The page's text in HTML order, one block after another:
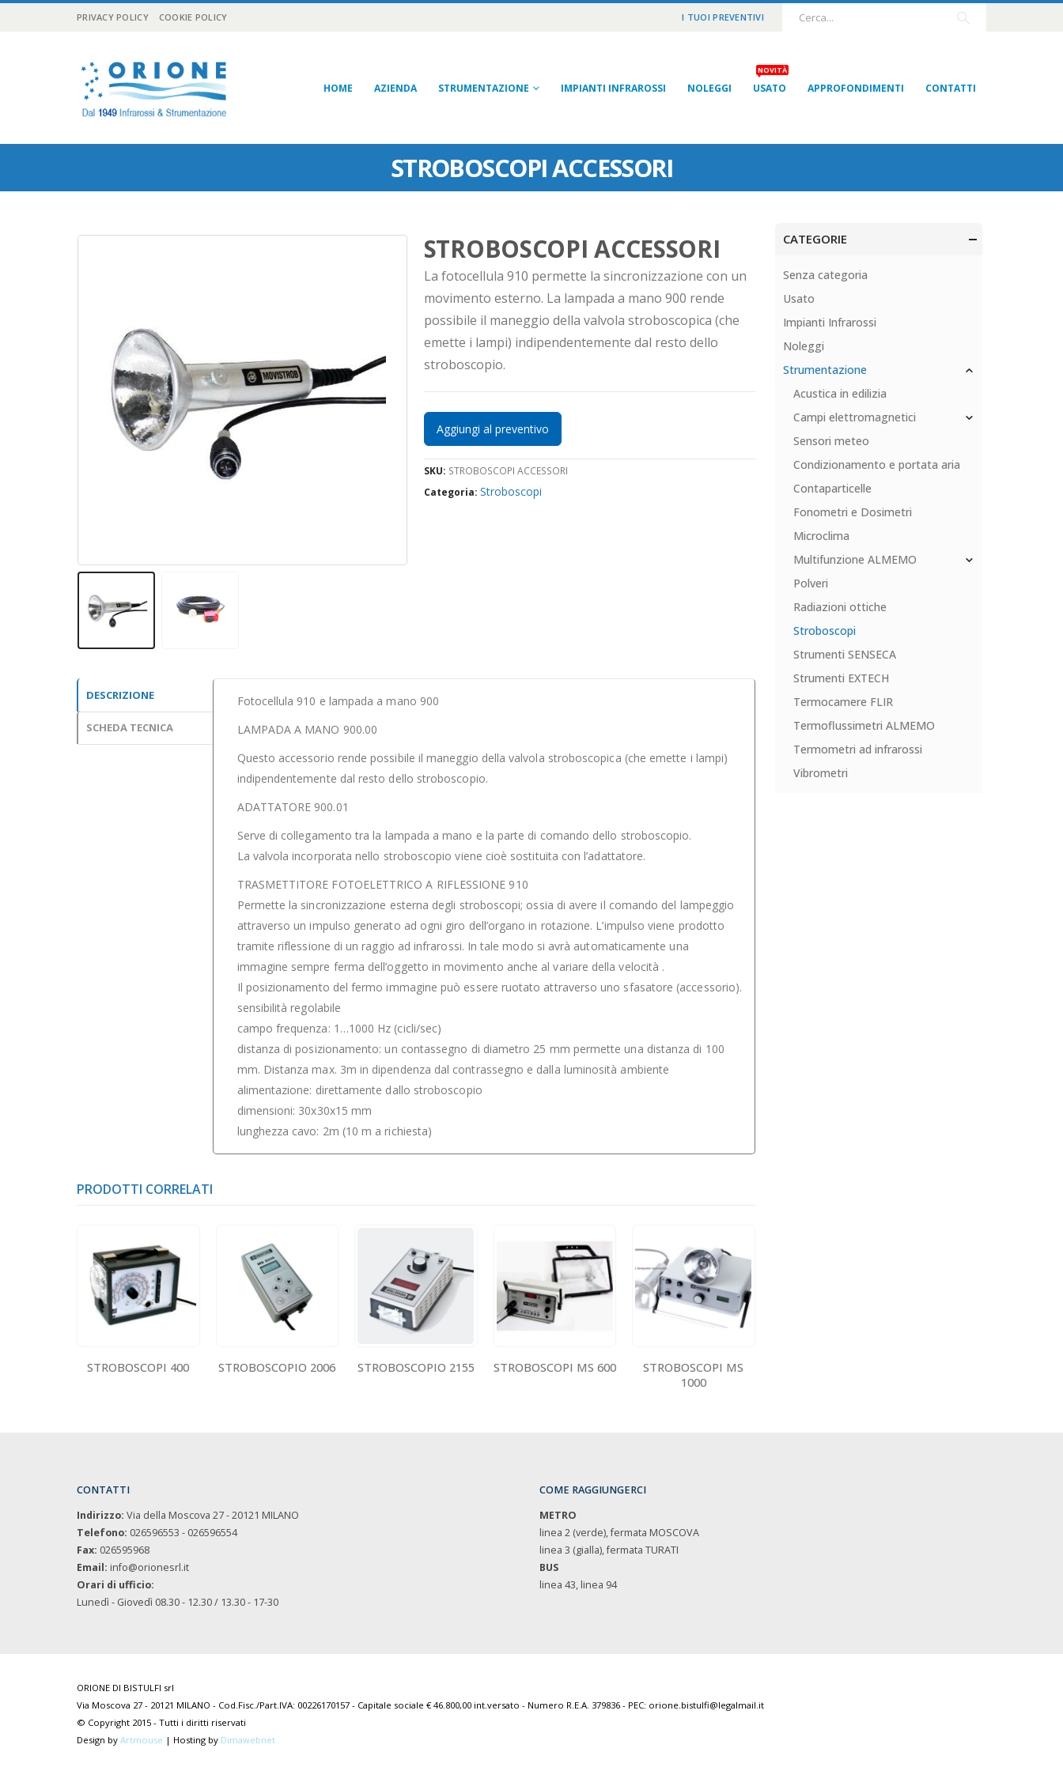
PRIVACY POLICY COOKIE POLICY I TUOI PREVENTIVI
HOME AZIENDA STRUMENTAZIONE IMPIANTI INFRAROSSI NOLEGGI USATO
NOVITÀ
APPROFONDIMENTI CONTATTI
STROBOSCOPI ACCESSORI
STROBOSCOPI ACCESSORI
La fotocellula 910 permette la sincronizzazione con un
movimento esterno. La lampada a mano 900 rende
possibile il maneggio della valvola stroboscopica (che
emette i lampi) indipendentemente dal resto dello
stroboscopio.
Aggiungi al preventivo
SKU: STROBOSCOPI ACCESSORI
Categoria: Stroboscopi
DESCRIZIONE
SCHEDA TECNICA
Fotocellula 910 e lampada a mano 900
LAMPADA A MANO 900.00
Questo accessorio rende possibile il maneggio della valvola stroboscopica (che emette i lampi)
indipendentemente dal resto dello stroboscopio.
ADATTATORE 900.01
Serve di collegamento tra la lampada a mano e la parte di comando dello stroboscopio.
La valvola incorporata nello stroboscopio viene cioè sostituita con l’adattatore.
TRASMETTITORE FOTOELETTRICO A RIFLESSIONE 910
Permette la sincronizzazione esterna degli stroboscopi; ossia di avere il comando del lampeggio
attraverso un impulso generato ad ogni giro dell’organo in rotazione. L’impulso viene prodotto
tramite riflessione di un raggio ad infrarossi. In tale modo si avrà automaticamente una
immagine sempre ferma dell’oggetto in movimento anche al variare della velocità .
Il posizionamento del fermo immagine può essere ruotato attraverso uno sfasatore (accessorio).
sensibilità regolabile
campo frequenza: 1…1000 Hz (cicli/sec)
distanza di posizionamento: un contassegno di diametro 25 mm permette una distanza di 100
mm. Distanza max. 3m in dipendenza dal contrassegno e dalla luminosità ambiente
alimentazione: direttamente dallo stroboscopio
dimensioni: 30x30x15 mm
lunghezza cavo: 2m (10 m a richiesta)
PRODOTTI CORRELATI
STROBOSCOPI 400 STROBOSCOPIO 2006 STROBOSCOPIO 2155 STROBOSCOPI MS 600
STROBOSCOPI MS
1000
CATEGORIE
Senza categoria
Usato
Impianti Infrarossi
Noleggi
Strumentazione
Acustica in edilizia
Campi elettromagnetici
Sensori meteo
Condizionamento e portata aria
Contaparticelle
Fonometri e Dosimetri
Microclima
Multifunzione ALMEMO
Polveri
Radiazioni ottiche
Stroboscopi
Strumenti SENSECA
Strumenti EXTECH
Termocamere FLIR
Termoflussimetri ALMEMO
Termometri ad infrarossi
Vibrometri
CONTATTI
Indirizzo: Via della Moscova 27 - 20121 MILANO
Telefono: 026596553 - 026596554
Fax: 026595968
Email: info@orionesrl.it
Orari di ufficio:
Lunedì - Giovedì 08.30 - 12.30 / 13.30 - 17-30
COME RAGGIUNGERCI
METRO
linea 2 (verde), fermata MOSCOVA
linea 3 (gialla), fermata TURATI
BUS
linea 43, linea 94
ORIONE DI BISTULFI srl
Via Moscova 27 - 20121 MILANO - Cod.Fisc./Part.IVA: 00226170157 - Capitale sociale € 46.800,00 int.versato - Numero R.E.A. 379836 - PEC: orione.bistulfi@legalmail.it
© Copyright 2015 - Tutti i diritti riservati
Design by Artmouse | Hosting by Dimawebnet